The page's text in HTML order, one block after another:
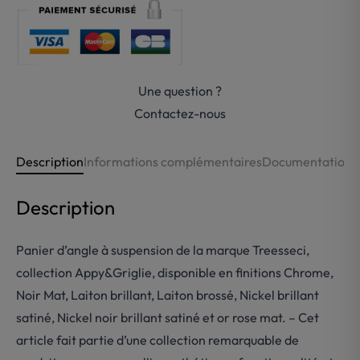
suspension
laiton
Treesseci
Une question ?
Contactez-nous
DescriptionInformations complémentairesDocumentations
Description
Panier d’angle à suspension de la marque Treesseci,
collection Appy&Griglie, disponible en finitions Chrome,
Noir Mat, Laiton brillant, Laiton brossé, Nickel brillant
satiné, Nickel noir brillant satiné et or rose mat. – Cet
article fait partie d’une collection remarquable de